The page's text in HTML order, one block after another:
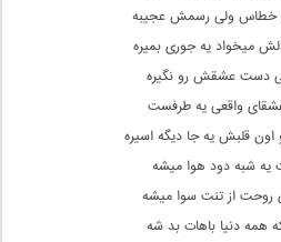
خطاس ولی رسمش عجیبه
میخواد یه جوری بمیره
دست عشقش رو نگیره
عشقای واقعی یه طرفست
اون قلبش یه جا دیگه اسیره
یه شبه دود هوا میشه
روحت از تنت سوا میشه
همه دنیا باهات بد شه